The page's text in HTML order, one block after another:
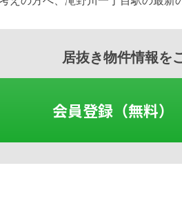
居抜き物件情報を
会員登録（無料）